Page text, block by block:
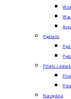
Pędzelki
Pilniki i
Narzędzia